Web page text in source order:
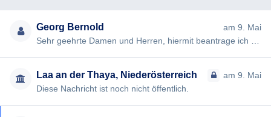
Georg Bernold
am 9. Mai
Laa an der Thaya, Niederösterreich
am 9. Mai
Diese Nachricht ist noch nicht öffentlich.